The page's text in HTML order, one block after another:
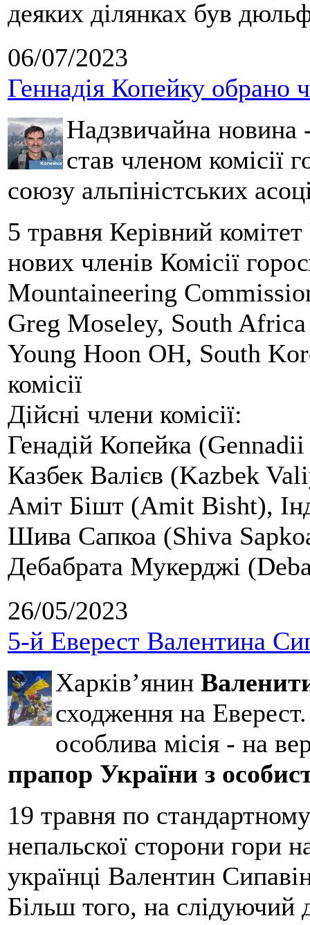
деяких ділянках був
06/07/2023
Геннадія Копейку обрано
Надзвичайна новина
став членом комісії
союзу альпіністських
5 травня Керівний
нових членів Комісії
Mountaineering
Greg Moseley, South Africa
Young Hoon OH, South
комісії
Дійсні члени комісії:
Генадій Копейка
Казбек Валієв (Kazbek
Аміт Бішт (Amit Bisht),
Шива Сапкоа (Shiva
Дебабрата Мукерджі
26/05/2023
5-й Еверест Валентина
Харків’янин
сходження на
особлива місія - на
прапор України з
19 травня по
непальскої сторони гори
українці Валентин
Більш того, на слідуючий